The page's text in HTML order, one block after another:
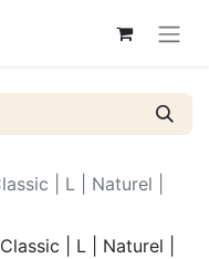
| L | Naturel |